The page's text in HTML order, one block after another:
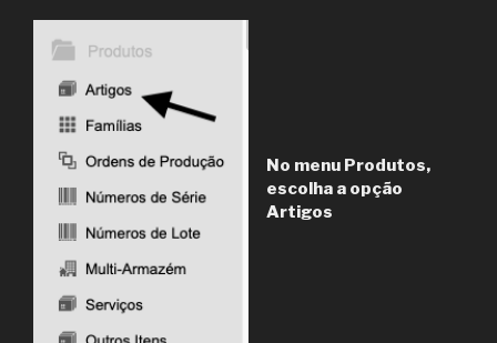
No menu Produtos,
escolha a opção
Artigos